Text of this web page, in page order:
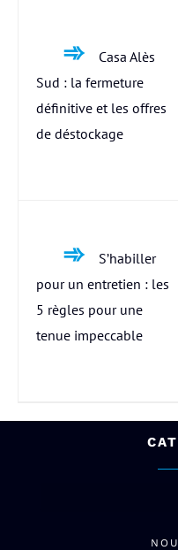
Casa Alès
Sud : la fermeture
définitive et les offres
de déstockage
S’habiller
pour un entretien : les
5 règles pour une
tenue impeccable